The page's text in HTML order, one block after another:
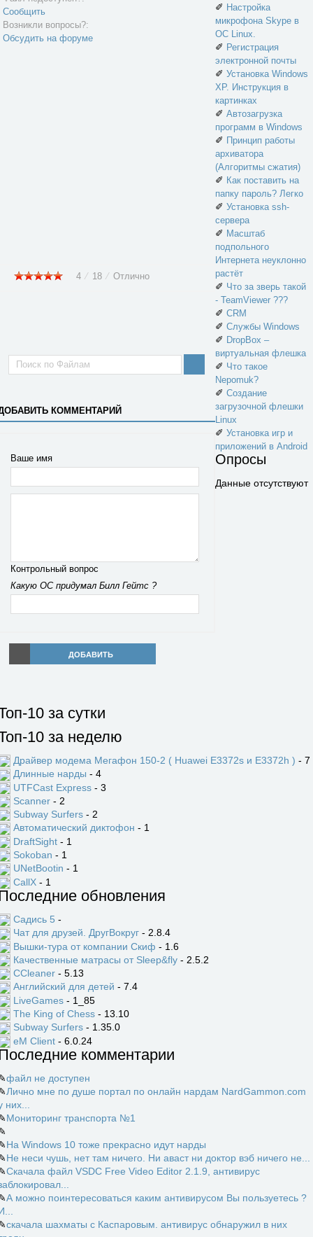
Сообщить
Возникли вопросы?:
Обсудить на форуме
4 ⁄ 18 ⁄ Отлично
КОММЕНТАРИЙ
Ваше имя
Контрольный вопрос
Какую ОС придумал Билл Гейтс ?
ДОБАВИТЬ
✐ Настройка
микрофона Skype в
ОС Linux.
✐ Регистрация
электронной почты
✐ Установка Windows
XP. Инструкция в
картинках
✐ Автозагрузка
программ в Windows
✐ Принцип работы
архиватора
(Алгоритмы сжатия)
✐ Как поставить на
папку пароль? Легко
✐ Установка ssh-
сервера
✐ Масштаб
подпольного
Интернета неуклонно
растёт
✐ Что за зверь такой
- TeamViewer ???
✐ CRM
✐ Службы Windows
✐ DropBox –
виртуальная флешка
✐ Что такое
Nepomuk?
✐ Создание
загрузочной флешки
Linux
✐ Установка игр и
приложений в Android
Опросы
Данные отсутствуют
10 за сутки
10 за неделю
Драйвер модема Мегафон 150-2 ( Huawei E3372s и E3372h ) - 7
Длинные нарды - 4
UTFCast Express - 3
Scanner - 2
Subway Surfers - 2
Автоматический диктофон - 1
DraftSight - 1
Sokoban - 1
UNetBootin - 1
CallX - 1
обновления
Садись 5 -
Чат для друзей. ДругВокруг - 2.8.4
Вышки-тура от компании Скиф - 1.6
Качественные матрасы от Sleep&fly - 2.5.2
CCleaner - 5.13
Английский для детей - 7.4
LiveGames - 1_85
The King of Chess - 13.10
Subway Surfers - 1.35.0
eM Client - 6.0.24
комментарии
файл не доступен
Лично мне по душе портал по онлайн нардам NardGammon.com
них...
Мониторинг транспорта №1
На Windows 10 тоже прекрасно идут нарды
Не неси чушь, нет там ничего. Ни аваст ни доктор вэб ничего не...
Скачала файл VSDC Free Video Editor 2.1.9, антивирус
А можно поинтересоваться каким антивирусом Вы пользуетесь ?
скачала шахматы с Каспаровым. антивирус обнаружил в них